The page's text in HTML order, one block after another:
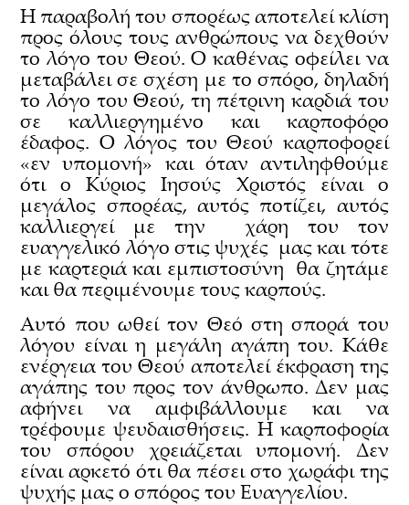
Η παραβολή του σπορέως αποτελεί κλίση
προς όλους τους ανθρώπους να δεχθούν
το λόγο του Θεού. Ο καθένας οφείλει να
μεταβάλει σε σχέση με το σπόρο, δηλαδή
το λόγο του Θεού, τη πέτρινη καρδιά του
σε καλλιεργημένο και καρποφόρο
έδαφος. Ο λόγος του Θεού καρποφορεί
«εν υπομονή» και όταν αντιληφθούμε
ότι ο Κύριος Ιησούς Χριστός είναι ο
μεγάλος σπορέας, αυτός ποτίζει, αυτός
καλλιεργεί με την χάρη του τον
ευαγγελικό λόγο στις ψυχές μας και τότε
με καρτεριά και εμπιστοσύνη θα ζητάμε
και θα περιμένουμε τους καρπούς.
Αυτό που ωθεί τον Θεό στη σπορά του
λόγου είναι η μεγάλη αγάπη του. Κάθε
ενέργεια του Θεού αποτελεί έκφραση της
αγάπης του προς τον άνθρωπο. Δεν μας
αφήνει να αμφιβάλλουμε και να
τρέφουμε ψευδαισθήσεις. Η καρποφορία
του σπόρου χρειάζεται υπομονή. Δεν
είναι αρκετό ότι θα πέσει στο χωράφι της
ψυχής μας ο σπόρος του Ευαγγελίου.